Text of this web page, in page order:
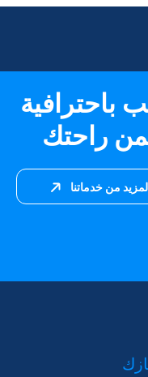
باحترافية
راحتك
من خدماتنا